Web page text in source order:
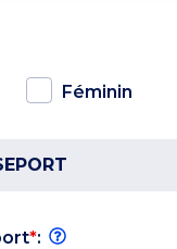
Féminin
*: